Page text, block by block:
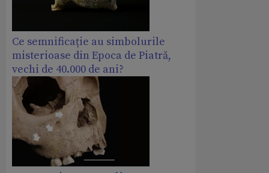
Ce semnificație au simbolurile
misterioase din Epoca de Piatră,
vechi de 40.000 de ani?